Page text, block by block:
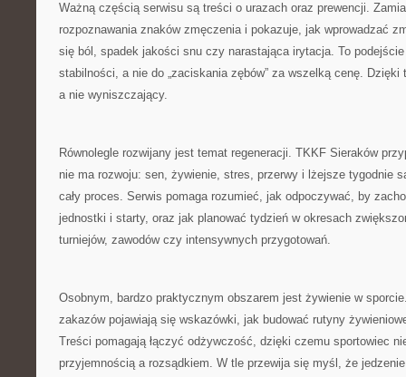
Ważną częścią serwisu są treści o urazach oraz prewencji.
rozpoznawania znaków zmęczenia i pokazuje, jak wprowadzać
się ból, spadek jakości snu czy narastająca irytacja. To
stabilności, a nie do „zaciskania zębów” za wszelką cenę.
a nie wyniszczający.
Równolegle rozwijany jest temat regeneracji. TKKF Sieraków
nie ma rozwoju: sen, żywienie, stres, przerwy i lżejsze tygodnie
cały proces. Serwis pomaga rozumieć, jak odpoczywać, by
jednostki i starty, oraz jak planować tydzień w okresach
turniejów, zawodów czy intensywnych przygotowań.
Osobnym, bardzo praktycznym obszarem jest żywienie w
zakazów pojawiają się wskazówki, jak budować rutyny
Treści pomagają łączyć odżywczość, dzięki czemu sportowiec
przyjemnością a rozsądkiem. W tle przewija się myśl, że